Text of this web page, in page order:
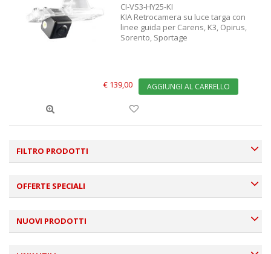
CI-VS3-HY25-KI
KIA Retrocamera su luce targa con
linee guida per Carens, K3, Opirus,
Sorento, Sportage
€ 139,00 AGGIUNGI AL CARRELLO
FILTRO PRODOTTI
OFFERTE SPECIALI
NUOVI PRODOTTI